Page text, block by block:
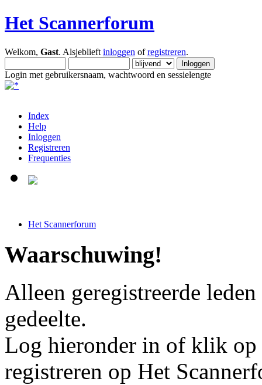
Het Scannerforum
Welkom, Gast. Alsjeblieft inloggen ofregistreren.
Login met gebruikersnaam, wachtwoord en sessielengte
Index
Help
Inloggen
Registreren
Frequenties
Het Scannerforum
Waarschuwing!
Alleen geregistreerde
gedeelte.
Log hieronder in of klik op
registreren op Het